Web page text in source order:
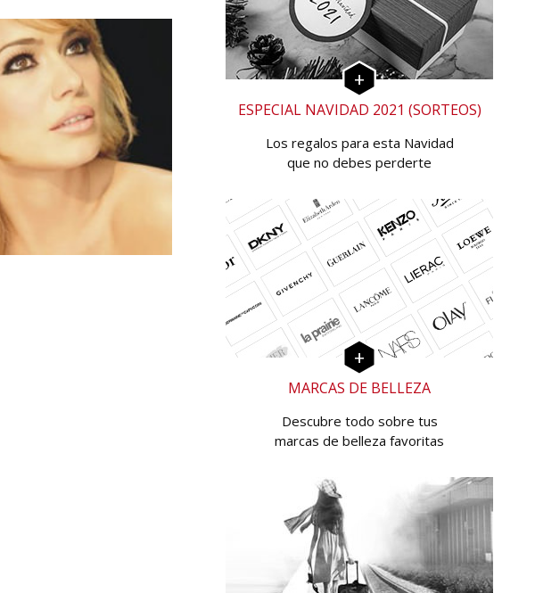
ESPECIAL NAVIDAD 2021 (SORTEOS)
Los regalos para esta Navidad
que no debes perderte
MARCAS DE BELLEZA
Descubre todo sobre tus
marcas de belleza favoritas